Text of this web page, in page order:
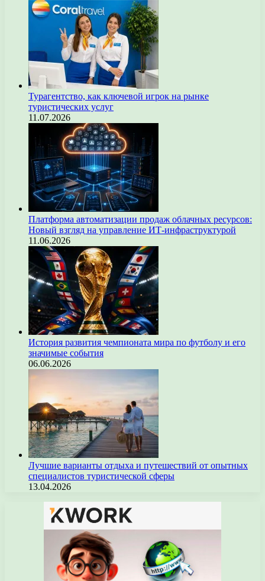
Турагентство, как ключевой игрок на рынке
туристических услуг
11.07.2026
Платформа автоматизации продаж облачных ресурсов:
Новый взгляд на управление ИТ-инфраструктурой
11.06.2026
История развития чемпионата мира по футболу и его
значимые события
06.06.2026
Лучшие варианты отдыха и путешествий от опытных
специалистов туристической сферы
13.04.2026